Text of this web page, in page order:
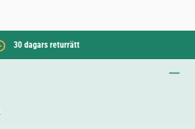
30 dagars returrätt